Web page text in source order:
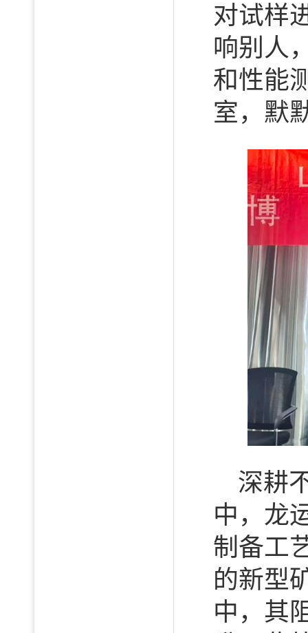
对试样
响别人
和性能
室，默
深耕
中，龙
制备工
的新型
中，其